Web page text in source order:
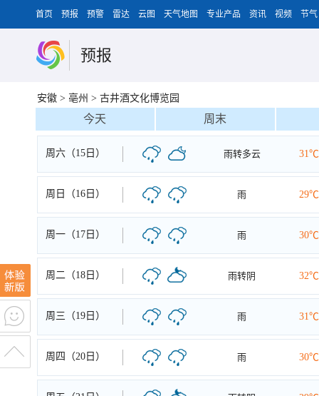
首页 预报 预警 雷达 云图 天气地图 专业产品 资讯 视频 节气
预报
安徽 > 亳州 > 古井酒文化博览园
今天 周末
周六（15日） 雨转多云 31℃
周日（16日） 雨 29℃
周一（17日） 雨 30℃
周二（18日） 雨转阴 32℃
周三（19日） 雨 31℃
周四（20日） 雨 30℃